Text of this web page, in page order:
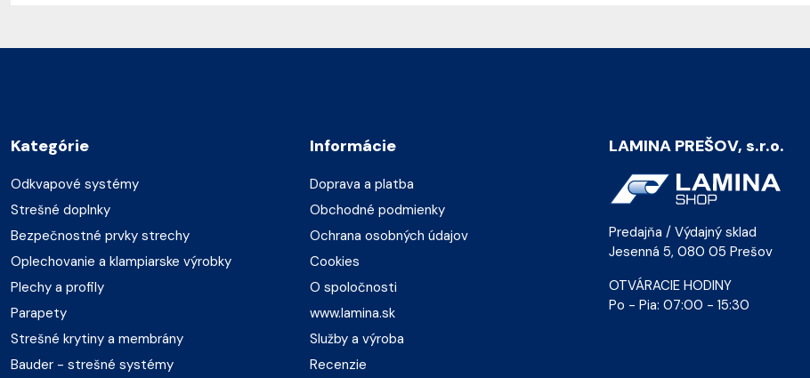
Kategórie
Odkvapové systémy
Strešné doplnky
Bezpečnostné prvky strechy
Oplechovanie a klampiarske výrobky
Plechy a profily
Parapety
Strešné krytiny a membrány
Bauder - strešné systémy
Informácie
Doprava a platba
Obchodné podmienky
Ochrana osobných údajov
Cookies
O spoločnosti
www.lamina.sk
Služby a výroba
Recenzie
LAMINA PREŠOV, s.r.o.
Predajňa / Výdajný sklad
Jesenná 5, 080 05 Prešov
OTVÁRACIE HODINY
Po - Pia: 07:00 - 15:30